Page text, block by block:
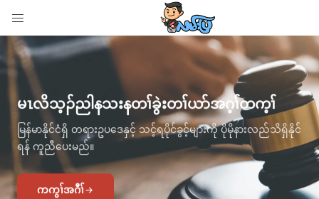
မၤလိသ့ၣ်ညါနသးနတၢ်ခွဲးတၢ်ယာ်အဂ့ၢ်တက့ၢ်
မြန်မာနိုင်ငံရှိ တရားဥပဒေနှင့် သင့်ရပိုင်ခွင့်များကို ပိုမိုနားလည်သိရှိနိုင်
ရန် ကူညီပေးမည်။
ကကွၢ်အဂီၢ်
Enter your username and password to login.
Remember me